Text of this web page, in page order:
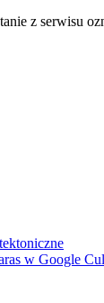
z serwisu
w Google